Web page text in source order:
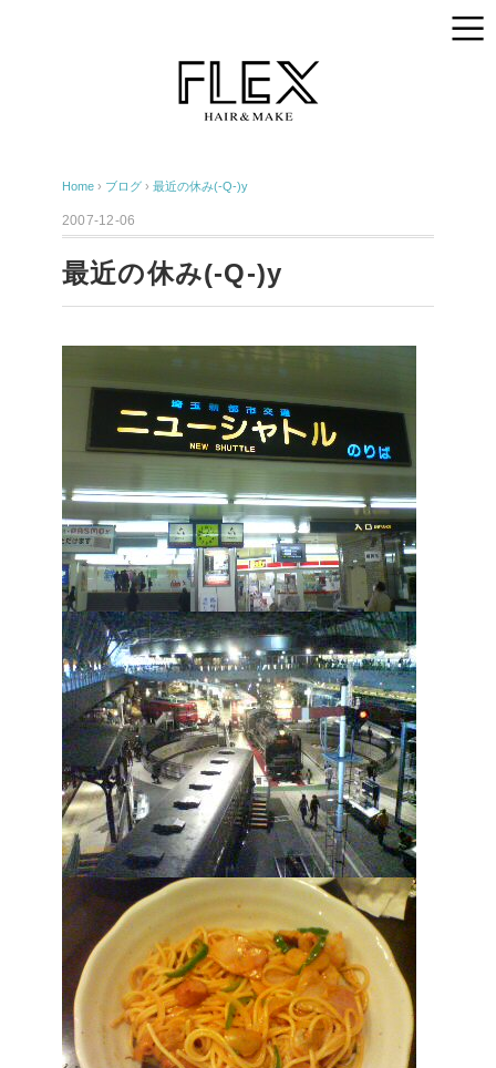
Home › ブログ › 最近の休み(-Q-)y
2007-12-06
最近の休み(-Q-)y